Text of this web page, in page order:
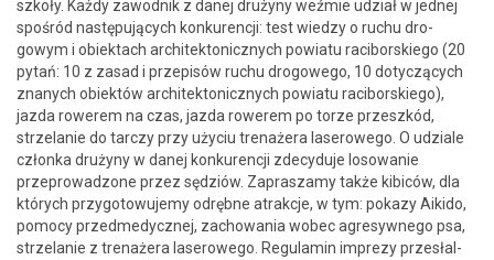
szkoły. Każdy zawod­nik z danej drużyny weźmie udzi­ał w jed­nej
spośród następu­ją­cych konkurencji: test wiedzy o ruchu dro­
gowym i obiek­tach architek­ton­icznych powiatu raci­borskiego (20
pytań: 10 z zasad i przepisów ruchu dro­gowego, 10 doty­czą­cych
znanych obiek­tów architek­ton­icznych powiatu raci­borskiego),
jaz­da row­erem na czas, jaz­da row­erem po torze przeszkód,
strze­lanie do tar­czy przy uży­ciu tre­nażera laserowego. O udziale
człon­ka drużyny w danej konkurencji zde­cy­du­je losowanie
przeprowad­zone przez sędz­iów. Zaprasza­my także kibiców, dla
których przy­go­towu­je­my odręb­ne atrakc­je, w tym: pokazy Aiki­do,
pomo­cy przedm­e­dy­cznej, zachowa­nia wobec agresy­wnego psa,
strze­lanie z tre­nażera laserowego. Reg­u­lamin imprezy przesłal­